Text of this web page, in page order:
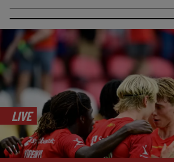
LIVE